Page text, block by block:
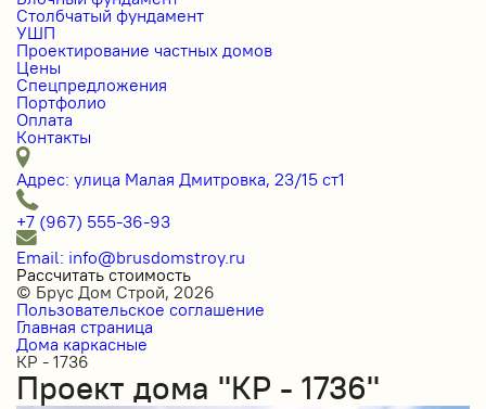
Столбчатый фундамент
УШП
Проектирование частных домов
Цены
Спецпредложения
Портфолио
Оплата
Контакты
Адрес: улица Малая Дмитровка, 23/15 ст1
+7 (967) 555-36-93
Email: info@brusdomstroy.ru
Рассчитать стоимость
© Брус Дом Строй, 2026
Пользовательское соглашение
Главная страница
Дома каркасные
КР - 1736
Проект дома "КР - 1736"